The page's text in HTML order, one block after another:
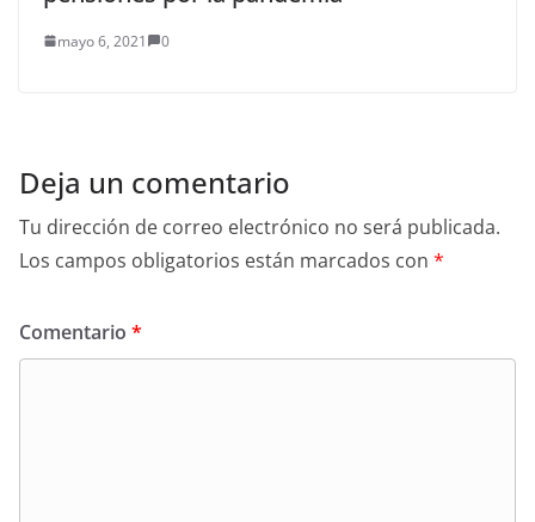
mayo 6, 2021 0
Deja un comentario
Tu dirección de correo electrónico no será publicada.
Los campos obligatorios están marcados con *
Comentario *